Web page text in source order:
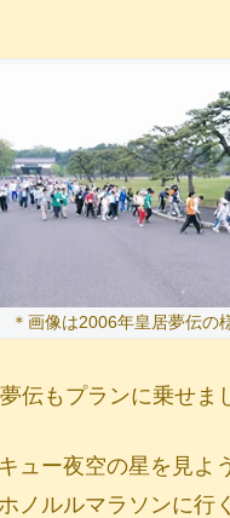
＊画像は2006年皇居夢伝の
伝もプランに乗せま
ュー夜空の星を見よ
ノルルマラソンに行